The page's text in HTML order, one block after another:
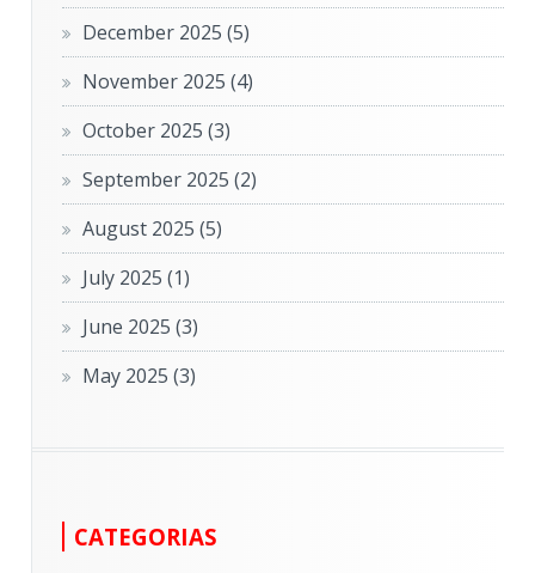
December 2025(5)
November 2025(4)
October 2025(3)
September 2025(2)
August 2025(5)
July 2025(1)
June 2025(3)
May 2025(3)
CATEGORIAS